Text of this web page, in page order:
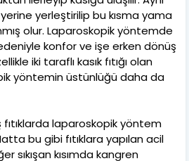
yerine yerleştirilip bu kısma yama
olur. Laparoskopik yöntemde
konfor ve işe erken dönüş
iki taraflı kasık fıtığı olan
yöntemin üstünlüğü daha da
fıtıklarda laparoskopik yöntem
bu gibi fıtıklara yapılan acil
sıkışan kısımda kangren